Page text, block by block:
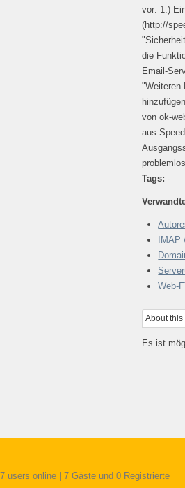
vor: 1.)
(http://
die
Email-
"Weiteren
von ok-
aus
Tags: -
IMAP
Web-
About this
Es ist
7 users online | 7 Gäste und 0 Registrierte